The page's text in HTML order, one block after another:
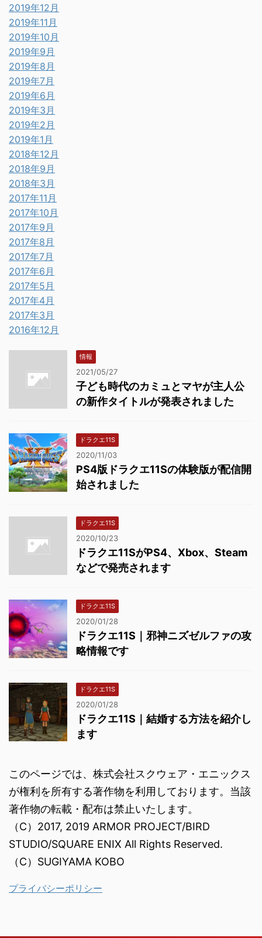
2019年12月
2019年11月
2019年10月
2019年9月
2019年8月
2019年7月
2019年6月
2019年3月
2019年2月
2019年1月
2018年12月
2018年9月
2018年3月
2017年11月
2017年10月
2017年9月
2017年8月
2017年7月
2017年6月
2017年5月
2017年4月
2017年3月
2016年12月
情報
2021/05/27
子ども時代のカミュとマヤが主人公
の新作タイトルが発表されました
ドラクエ11S
2020/11/03
PS4版ドラクエ11Sの体験版が配信開
始されました
ドラクエ11S
2020/10/23
ドラクエ11SがPS4、Xbox、Steam
などで発売されます
ドラクエ11S
2020/01/28
ドラクエ11S｜邪神ニズゼルファの攻
略情報です
ドラクエ11S
2020/01/28
ドラクエ11S｜結婚する方法を紹介し
ます
このページでは、株式会社スクウェア・エニックス
が権利を所有する著作物を利用しております。当該
著作物の転載・配布は禁止いたします。
（C）2017, 2019 ARMOR PROJECT/BIRD
STUDIO/SQUARE ENIX All Rights Reserved.
（C）SUGIYAMA KOBO
プライバシーポリシー